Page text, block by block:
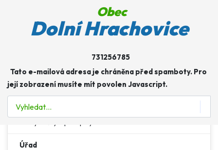
Obec
Dolní Hrachovice
731256785
Tato e-mailová adresa je chráněna před spamboty. Pro
její zobrazení musíte mít povolen Javascript.
Obec
Zastupitelstvo a výbory
Usnesení zastupitelstva
Hospodaření obce
Úřad